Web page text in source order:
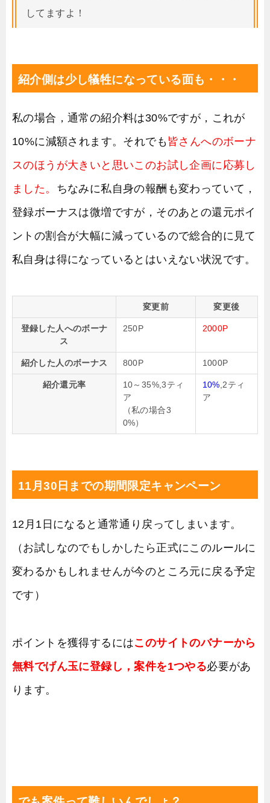
してますよ！
紹介側は少し犠牲になっている面も・・・
私の場合，通常の紹介料は30%ですが，これが
10%に減額されます。それでも 皆さんへのボーナ
スのほうが大きいと思いこのお試し企画に応募し
ました。 ちなみに私自身の報酬も変わっていて，
登録ボーナスは微増ですが，そのあとの還元ポイ
ントの割合が大幅に減っているので総合的に見て
私自身は得になっているとはいえない状況です。
変更前 変更後
登録した人へのボーナ
ス
250P 2000P
紹介した人のボーナス 800P 1000P
紹介還元率
10～35%,3ティ
ア
（私の場合3
0%）
10%,2ティ
ア
11月30日までの期間限定キャンペーン
12月1日になると通常通り戻ってしまいます。
（お試しなのでもしかしたら正式にこのルールに
変わるかもしれませんが今のところ元に戻る予定
です）
ポイントを獲得するにはこのサイトのバナーから
無料でげん玉に登録し，案件を1つやる必要があ
ります。